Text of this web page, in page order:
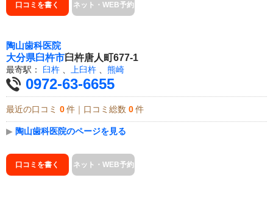
口コミを書く ネット・WEB予約
陶山歯科医院
大分県臼杵市臼杵唐人町677-1
最寄駅： 臼杵 、 上臼杵 、 熊崎
0972-63-6655
最近の口コミ 0 件｜口コミ総数 0 件
▶ 陶山歯科医院のページを見る
口コミを書く ネット・WEB予約